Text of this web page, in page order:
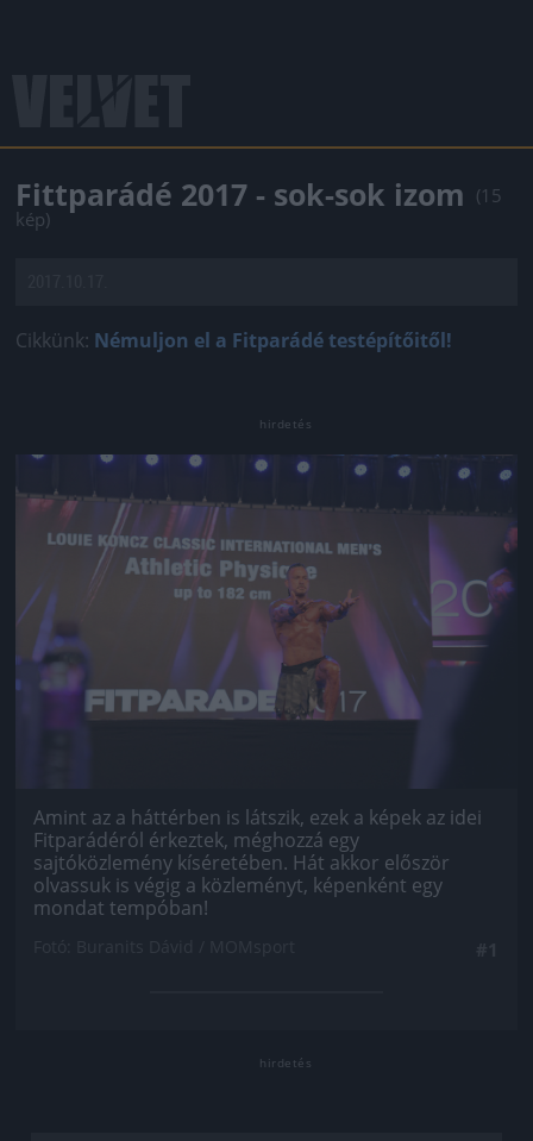
Fittparádé 2017 - sok-sok izom (15
kép)
Cikkünk: Némuljon el a Fitparádé testépítőitől!
Jön még kép!
Amint az a háttérben is látszik, ezek a képek az idei
Fitparádéról érkeztek, méghozzá egy
sajtóközlemény kíséretében. Hát akkor először
olvassuk is végig a közleményt, képenként egy
mondat tempóban!